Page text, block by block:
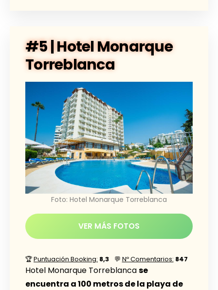
#5 | Hotel Monarque
Torreblanca
Foto: Hotel Monarque Torreblanca
VER MÁS FOTOS
🏆Puntuación Booking: 8,3 💬 Nº Comentarios: 847
Hotel Monarque Torreblancase
encuentra a 100 metros de la playa de